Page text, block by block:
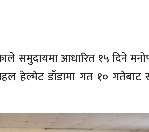
समुदायमा आधारित १५ दिने
हेल्मेट डाँडामा गत १० गतेबाट